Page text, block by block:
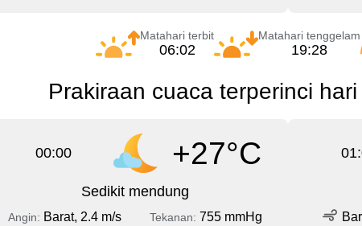
Matahari terbit
06:02
Matahari tenggelam
19:28
Prakiraan cuaca terperinci
00:00 +27°C
Sedikit mendung
Angin: Barat, 2.4 m/s Tekanan: 755 mmHg